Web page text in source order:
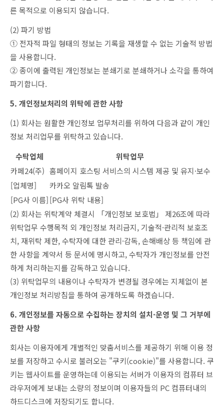
른 목적으로 이용되지 않습니다.
(2) 파기 방법
① 전자적 파일 형태의 정보는 기록을 재생할 수 없는 기술적 방법
을 사용합니다.
② 종이에 출력된 개인정보는 분쇄기로 분쇄하거나 소각을 통하여
파기합니다.
5. 개인정보처리의 위탁에 관한 사항
(1) 회사는 원활한 개인정보 업무처리를 위하여 다음과 같이 개인
정보 처리업무를 위탁하고 있습니다.
수탁업체
위탁업무
카페24(주) 홈페이지 호스팅 서비스의 시스템 제공 및 유지·보수
[업체명]
카카오 알림톡 발송
[PG사 이름][PG사 위탁 내용]
(2) 회사는 위탁계약 체결시 「개인정보 보호법」 제26조에 따라
위탁업무 수행목적 외 개인정보 처리금지, 기술적·관리적 보호조
치, 재위탁 제한, 수탁자에 대한 관리·감독, 손해배상 등 책임에 관
한 사항을 계약서 등 문서에 명시하고, 수탁자가 개인정보를 안전
하게 처리하는지를 감독하고 있습니다.
(3) 위탁업무의 내용이나 수탁자가 변경될 경우에는 지체없이 본
개인정보 처리방침을 통하여 공개하도록 하겠습니다.
6. 개인정보를 자동으로 수집하는 장치의 설치·운영 및 그 거부에
관한 사항
회사는 이용자에게 개별적인 맞춤서비스를 제공하기 위해 이용 정
보를 저장하고 수시로 불러오는 "쿠키(cookie)"를 사용합니다. 쿠
키는 웹사이트를 운영하는데 이용되는 서버가 이용자의 컴퓨터 브
라우저에게 보내는 소량의 정보이며 이용자들의 PC 컴퓨터내의
하드디스크에 저장되기도 합니다.